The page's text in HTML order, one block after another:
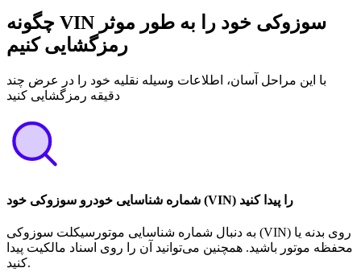
چگونه VIN سوزوکی خود را به طور موثر
رمزگشایی کنیم
با این مراحل آسان، اطلاعات وسیله نقلیه خود را در عرض چند
دقیقه رمزگشایی کنید
شماره شناسایی خودرو سوزوکی خود (VIN) را پیدا کنید
به دنبال شماره شناسایی موتورسیکلت سوزوکی (VIN) روی بدنه یا
محفظه موتور باشید. همچنین می‌توانید آن را روی اسناد مالکیت پیدا
کنید.